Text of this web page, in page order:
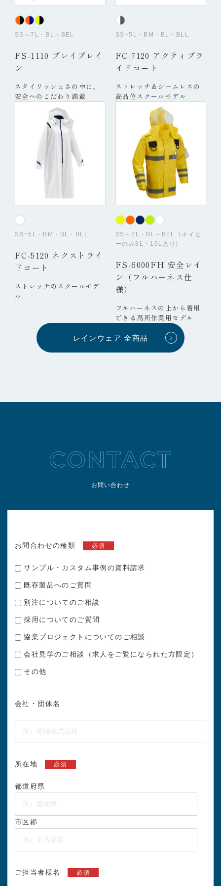
SS～7L・BL～BEL
FS-1110 ブレイブレイ
ン
スタイリッシュさの中に、
安全へのこだわり満載
SS~5L・BM・BL・BLL
FC-7120 アクティブラ
イドコート
ストレッチ＆シームレスの
高品位スクールモデル
SS~5L・BM・BL・BLL
FC-5120 ネクストライ
ドコート
ストレッチのスクールモデ
ル
SS～7L・BL～BEL（ネイビ
ーのみ8L・10Lあり)
FS-6000FH 安全レイ
ン（フルハーネス仕
様）
フルハーネスの上から着用
できる高所作業用モデル
レインウェア 全商品
お問い合わせ
お問合わせの種類 必須
サンプル・カスタム事例の資料請求
既存製品へのご質問
別注についてのご相談
採用についてのご質問
協業プロジェクトについてのご相談
会社見学のご相談（求人をご覧になられた方限定）
その他
会社・団体名
所在地 必須
都道府県
市区郡
ご担当者様名 必須